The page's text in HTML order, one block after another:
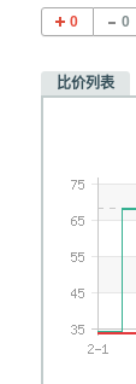
0 0
比价列表